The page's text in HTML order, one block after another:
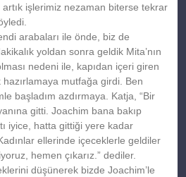
artık işlerimiz nezaman biterse tekrar
arabaları ile önde, biz de
yoldan sonra geldik Mita’nın
nedeni ile, kapıdan içeri giren
mutfağa girdi. Ben
başladım azdırmaya. Katja, “Bir
gitti. Joachim bana bakıp
iyice, hatta gittiği yere kadar
ellerinde içeceklerle geldiler
hemen çıkarız.” dediler.
düşünerek bizde Joachim’le